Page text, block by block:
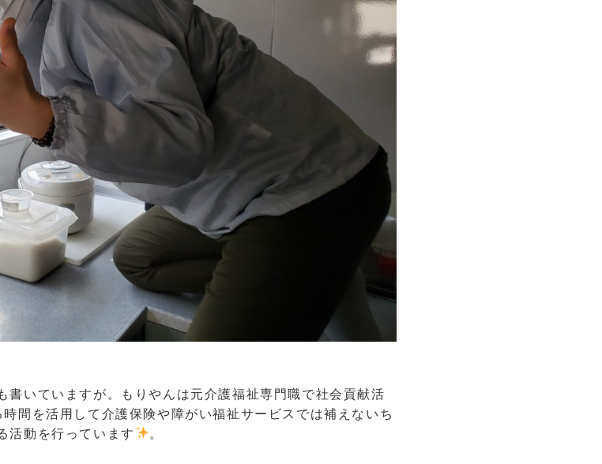
書いていますが。もりやんは元介護福祉専門職で社会貢献活
間を活用して介護保険や障がい福祉サービスでは補えないち
活動を行っています
。